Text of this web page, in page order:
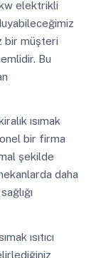
elektrikli
bir müşteri
Bu
ısımak
bir firma
şekilde
daha
ısıtıcı